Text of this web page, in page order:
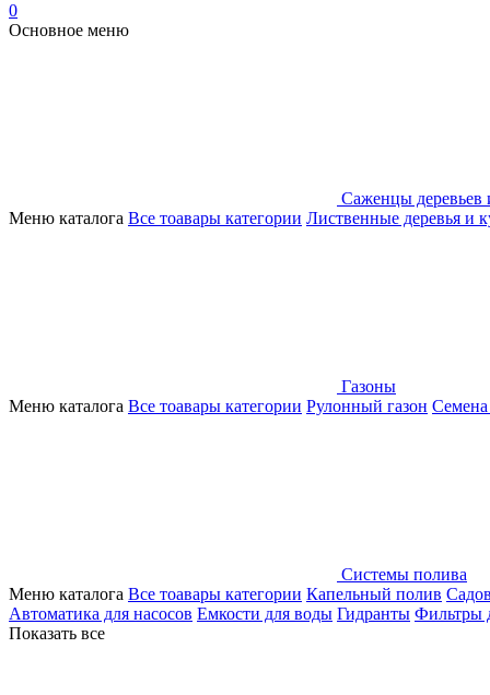
0
Основное меню
Саженцы деревьев
Меню каталога Все тоавары категории Лиственные деревья и
Газоны
Меню каталога Все тоавары категории Рулонный газон Семена
Системы полива
Меню каталога Все тоавары категории Капельный полив
Автоматика для насосов Емкости для воды Гидранты Фильтры
Показать все